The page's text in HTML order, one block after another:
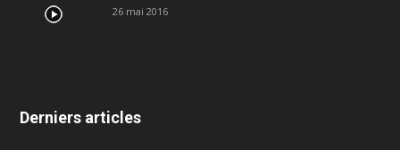
26 mai 2016
Derniers articles